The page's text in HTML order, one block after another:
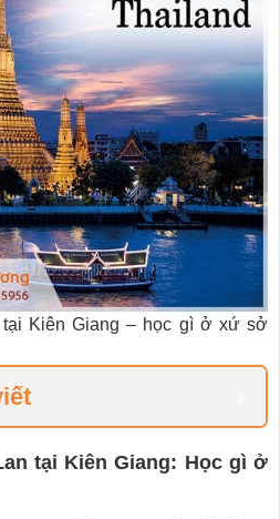
Kiên Giang – học gì ở xứ sở
tại Kiên Giang: Học gì ở